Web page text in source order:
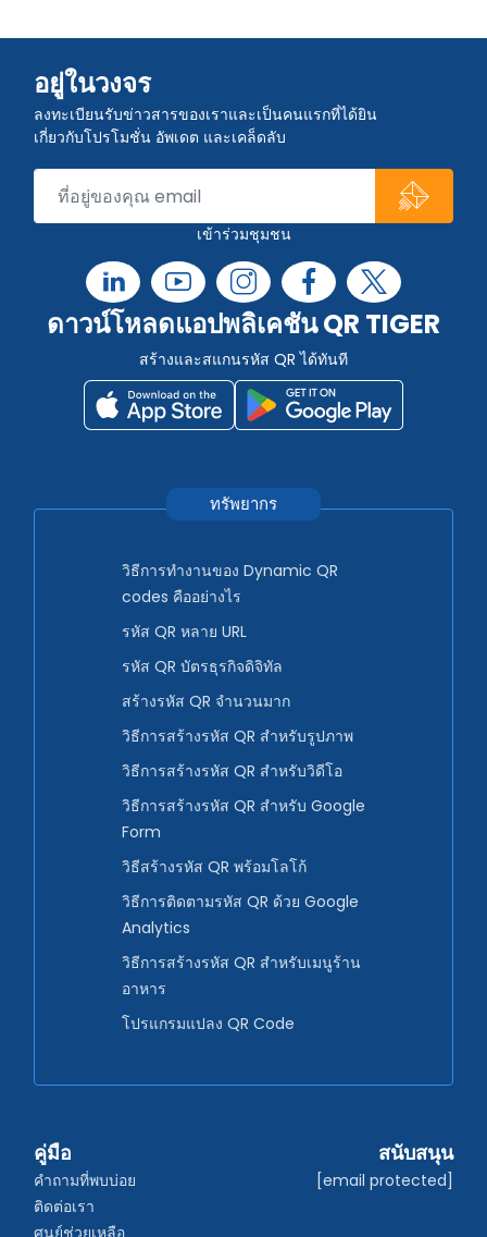
อยู่ในวงจร
ลงทะเบียนรับข่าวสารของเราและเป็นคนแรกที่ได้ยิน
เกี่ยวกับโปรโมชั่น อัพเดต และเคล็ดลับ
เข้าร่วมชุมชน
ดาวน์โหลดแอปพลิเคชัน QR TIGER
สร้างและสแกนรหัส QR ได้ทันที
ทรัพยากร
วิธีการทำงานของ Dynamic QR
codes คืออย่างไร
รหัส QR หลาย URL
รหัส QR บัตรธุรกิจดิจิทัล
สร้างรหัส QR จำนวนมาก
วิธีการสร้างรหัส QR สำหรับรูปภาพ
วิธีการสร้างรหัส QR สำหรับวิดีโอ
วิธีการสร้างรหัส QR สำหรับ Google
Form
วิธีสร้างรหัส QR พร้อมโลโก้
วิธีการติดตามรหัส QR ด้วย Google
Analytics
วิธีการสร้างรหัส QR สำหรับเมนูร้าน
อาหาร
โปรแกรมแปลง QR Code
คู่มือ
คำถามที่พบบ่อย
ติดต่อเรา
สนับสนุน
[email protected]